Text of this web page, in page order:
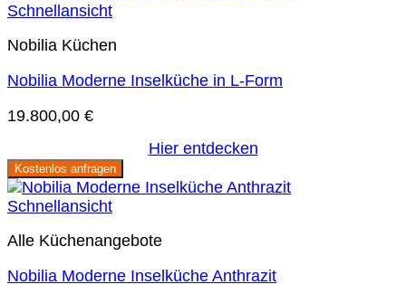
Schnellansicht
Nobilia Küchen
Nobilia Moderne Inselküche in L-Form
19.800,00 €
Hier entdecken
Kostenlos anfragen
Schnellansicht
Alle Küchenangebote
Nobilia Moderne Inselküche Anthrazit